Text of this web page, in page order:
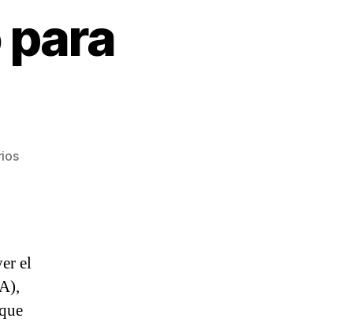
para
en
aeropuerto.
el